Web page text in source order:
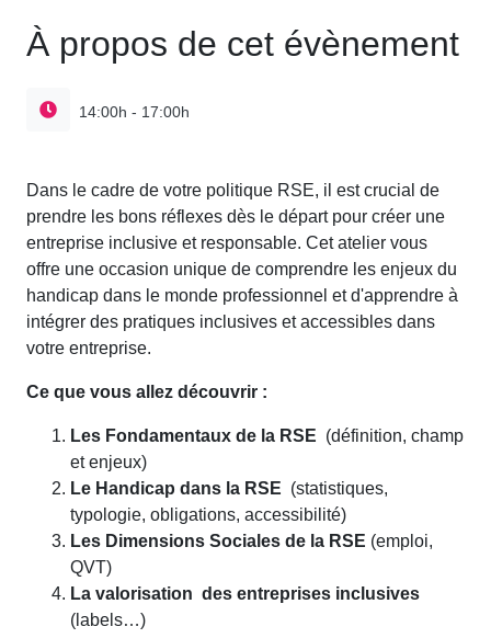
À propos de cet évènement
14:00h - 17:00h
Dans le cadre de votre politique RSE, il est crucial de
prendre les bons réflexes dès le départ pour créer une
entreprise inclusive et responsable. Cet atelier vous
offre une occasion unique de comprendre les enjeux du
handicap dans le monde professionnel et d'apprendre à
intégrer des pratiques inclusives et accessibles dans
votre entreprise.
Ce que vous allez découvrir :
Les Fondamentaux de la RSE (définition, champ
et enjeux)
Le Handicap dans la RSE (statistiques,
typologie, obligations, accessibilité)
Les Dimensions Sociales de la RSE(emploi,
QVT)
La valorisation des entreprises inclusives
(labels…)